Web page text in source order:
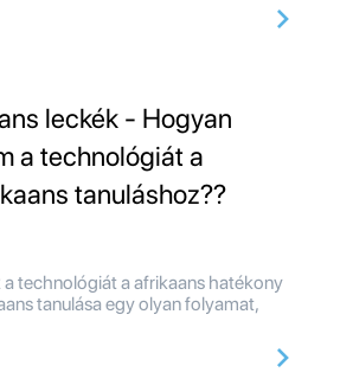
leckék - Hogyan
a technológiát a
tanuláshoz??
a technológiát a afrikaans hatékony
tanulása egy olyan folyamat,